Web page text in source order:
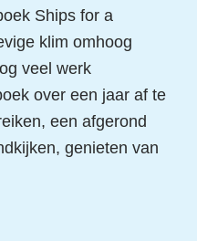
Ships for a
klim omhoog
veel werk
over een jaar af te
een afgerond
genieten van